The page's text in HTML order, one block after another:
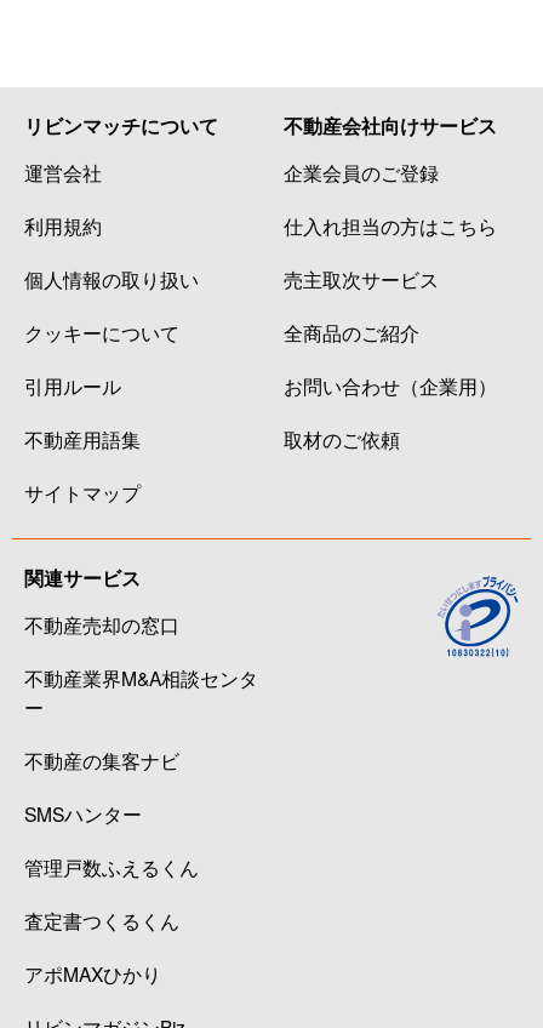
リビンマッチについて
運営会社
利用規約
個人情報の取り扱い
クッキーについて
引用ルール
不動産用語集
サイトマップ
不動産会社向けサービス
企業会員のご登録
仕入れ担当の方はこちら
売主取次サービス
全商品のご紹介
お問い合わせ（企業用）
取材のご依頼
関連サービス
不動産売却の窓口
不動産業界M&A相談センタ
ー
不動産の集客ナビ
SMSハンター
管理戸数ふえるくん
査定書つくるくん
アポMAXひかり